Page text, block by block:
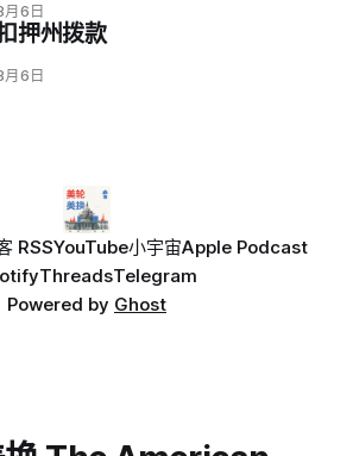
6日
押州拨款
6日
RSSYouTube小宇宙Apple Podcast
ThreadsTelegram
Powered by Ghost